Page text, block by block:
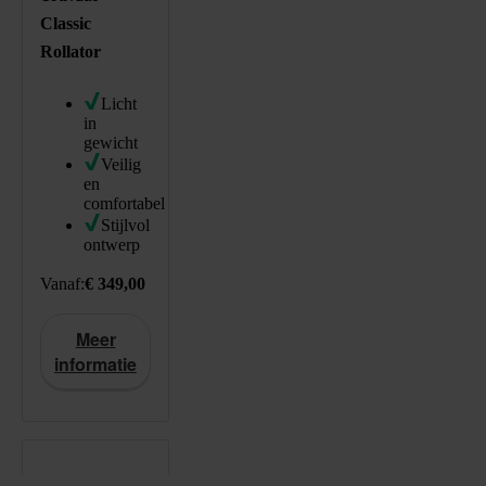
Classic
Rollator
Licht
in
gewicht
Veilig
en
comfortabel
Stijlvol
ontwerp
349
EUR
https://schema.org/InStock
Standaard prijs: € 349,00
Vanaf:€ 349,00
Meer
informatie